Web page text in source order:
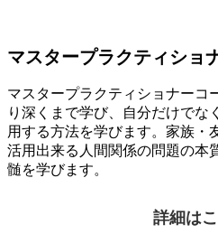
マスタープラクティショ
マスタープラクティショナーコ
り深くまで学び、自分だけでな
用する方法を学びます。家族・
活用出来る人間関係の問題の本
髄を学びます。
詳細は